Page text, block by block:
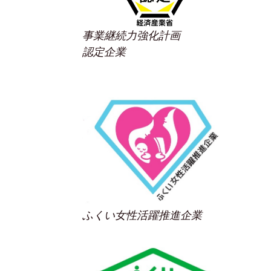
事業継続力強化計画
認定企業
ふくい女性活躍推進企業